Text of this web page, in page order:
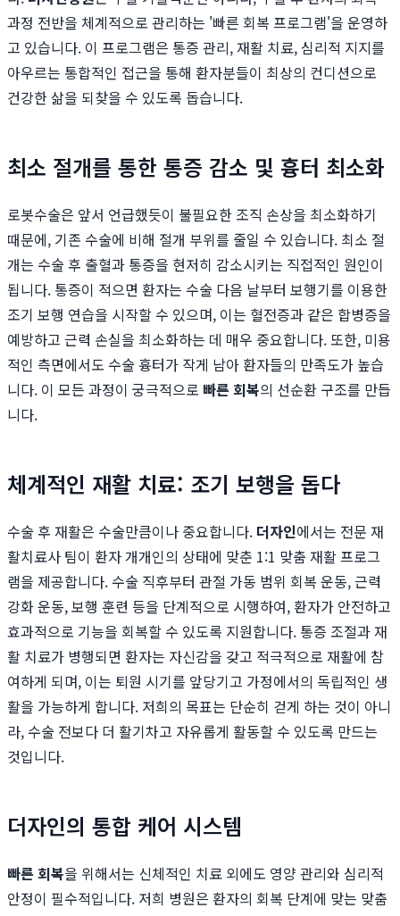
과정 전반을 체계적으로 관리하는 '빠른 회복 프로그램'을 운영하
고 있습니다. 이 프로그램은 통증 관리, 재활 치료, 심리적 지지를
아우르는 통합적인 접근을 통해 환자분들이 최상의 컨디션으로
건강한 삶을 되찾을 수 있도록 돕습니다.
최소 절개를 통한 통증 감소 및 흉터 최소화
로봇수술은 앞서 언급했듯이 불필요한 조직 손상을 최소화하기
때문에, 기존 수술에 비해 절개 부위를 줄일 수 있습니다. 최소 절
개는 수술 후 출혈과 통증을 현저히 감소시키는 직접적인 원인이
됩니다. 통증이 적으면 환자는 수술 다음 날부터 보행기를 이용한
조기 보행 연습을 시작할 수 있으며, 이는 혈전증과 같은 합병증을
예방하고 근력 손실을 최소화하는 데 매우 중요합니다. 또한, 미용
적인 측면에서도 수술 흉터가 작게 남아 환자들의 만족도가 높습
니다. 이 모든 과정이 궁극적으로 빠른 회복의 선순환 구조를 만듭
니다.
체계적인 재활 치료: 조기 보행을 돕다
수술 후 재활은 수술만큼이나 중요합니다. 더자인에서는 전문 재
활치료사 팀이 환자 개개인의 상태에 맞춘 1:1 맞춤 재활 프로그
램을 제공합니다. 수술 직후부터 관절 가동 범위 회복 운동, 근력
강화 운동, 보행 훈련 등을 단계적으로 시행하여, 환자가 안전하고
효과적으로 기능을 회복할 수 있도록 지원합니다. 통증 조절과 재
활 치료가 병행되면 환자는 자신감을 갖고 적극적으로 재활에 참
여하게 되며, 이는 퇴원 시기를 앞당기고 가정에서의 독립적인 생
활을 가능하게 합니다. 저희의 목표는 단순히 걷게 하는 것이 아니
라, 수술 전보다 더 활기차고 자유롭게 활동할 수 있도록 만드는
것입니다.
더자인의 통합 케어 시스템
빠른 회복을 위해서는 신체적인 치료 외에도 영양 관리와 심리적
안정이 필수적입니다. 저희 병원은 환자의 회복 단계에 맞는 맞춤